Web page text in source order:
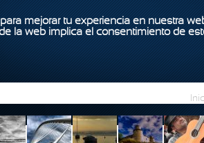
mejorar tu experiencia en nuestra
la web implica el consentimiento de